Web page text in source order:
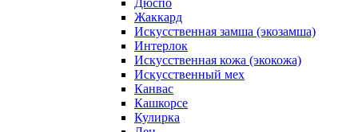
Дюспо
Жаккард
Искусственная замша (экозамша)
Интерлок
Искусственная кожа (экокожа)
Искусственный мех
Канвас
Кашкорсе
Кулирка